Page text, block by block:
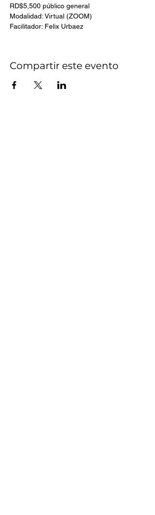
RD$5,500 público general
Modalidad: Virtual (ZOOM)
Facilitador: Felix Urbaez
Compartir este evento